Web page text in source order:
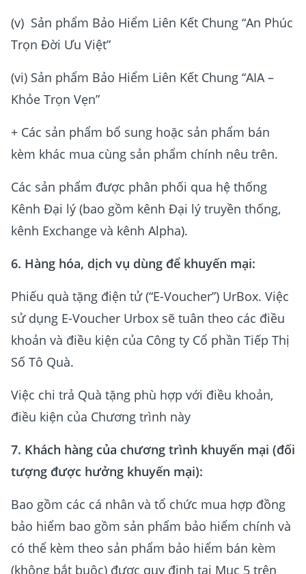
(v) Sản phẩm Bảo Hiểm Liên Kết Chung “An Phúc
Trọn Đời Ưu Việt”
(vi) Sản phẩm Bảo Hiểm Liên Kết Chung “AIA –
Khỏe Trọn Vẹn”
+ Các sản phẩm bổ sung hoặc sản phẩm bán
kèm khác mua cùng sản phẩm chính nêu trên.
Các sản phẩm được phân phối qua hệ thống
Kênh Đại lý (bao gồm kênh Đại lý truyền thống,
kênh Exchange và kênh Alpha).
6. Hàng hóa, dịch vụ dùng để khuyến mại:
Phiếu quà tặng điện tử (“E-Voucher”) UrBox. Việc
sử dụng E-Voucher Urbox sẽ tuân theo các điều
khoản và điều kiện của Công ty Cổ phần Tiếp Thị
Số Tô Quà.
Việc chi trả Quà tặng phù hợp với điều khoản,
điều kiện của Chương trình này
7. Khách hàng của chương trình khuyến mại (đối
tượng được hưởng khuyến mại):
Bao gồm các cá nhân và tổ chức mua hợp đồng
bảo hiểm bao gồm sản phẩm bảo hiểm chính và
có thể kèm theo sản phẩm bảo hiểm bán kèm
(không bắt buộc) được quy định tại Mục 5 trên